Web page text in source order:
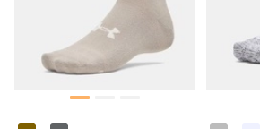
Telefon Numarası*